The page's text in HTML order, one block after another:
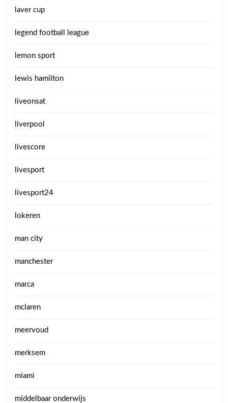
laver cup
legend football league
lemon sport
lewis hamilton
liveonsat
liverpool
livescore
livesport
livesport24
lokeren
man city
manchester
marca
mclaren
meervoud
merksem
miami
middelbaar onderwijs